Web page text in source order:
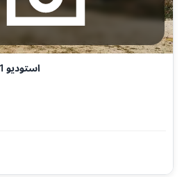
استوديو 61 م² قيد الإنشاء في قليبية